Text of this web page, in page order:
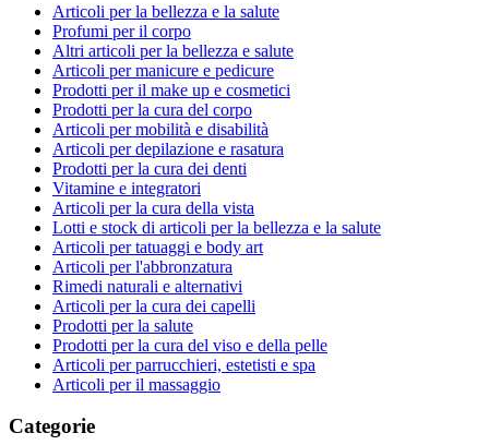
Articoli per la bellezza e la salute
Profumi per il corpo
Altri articoli per la bellezza e salute
Articoli per manicure e pedicure
Prodotti per il make up e cosmetici
Prodotti per la cura del corpo
Articoli per mobilità e disabilità
Articoli per depilazione e rasatura
Prodotti per la cura dei denti
Vitamine e integratori
Articoli per la cura della vista
Lotti e stock di articoli per la bellezza e la salute
Articoli per tatuaggi e body art
Articoli per l'abbronzatura
Rimedi naturali e alternativi
Articoli per la cura dei capelli
Prodotti per la salute
Prodotti per la cura del viso e della pelle
Articoli per parrucchieri, estetisti e spa
Articoli per il massaggio
Categorie